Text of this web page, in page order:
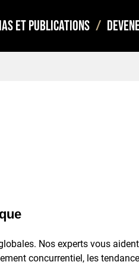
et publications
Nos experts vous
concurrentiel, les